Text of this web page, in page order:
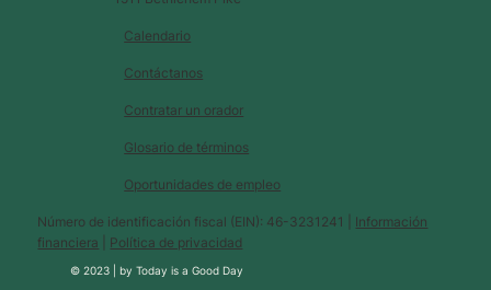
Calendario
Glosario de términos
Contáctanos
Contratar un orador
Oportunidades de empleo
Número de identificación fiscal (EIN): 46-3231241 | Información
financiera
Política de privacidad
© 2023 |byToday is a Good Day